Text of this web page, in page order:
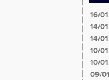
16/01
14/01
14/01
10/01
10/01
09/01